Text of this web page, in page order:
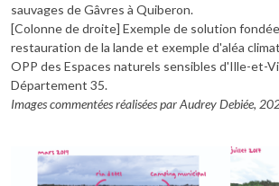
sauvages de Gâvres à Quiberon.
[Colonne de droite] Exemple de solution
restauration de la lande et exemple d'aléa
OPP des Espaces naturels sensibles d'Ille-et-
Département 35.
Images commentées réalisées par Audrey Debiée,